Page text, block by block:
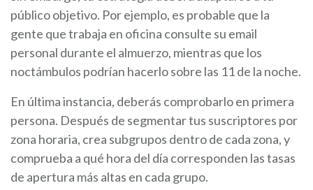
público objetivo. Por ejemplo, es probable que la
gente que trabaja en oficina consulte su email
personal durante el almuerzo, mientras que los
noctámbulos podrían hacerlo sobre las 11 de la noche.
En última instancia, deberás comprobarlo en primera
persona. Después de segmentar tus suscriptores por
zona horaria, crea subgrupos dentro de cada zona, y
comprueba a qué hora del día corresponden las tasas
de apertura más altas en cada grupo.